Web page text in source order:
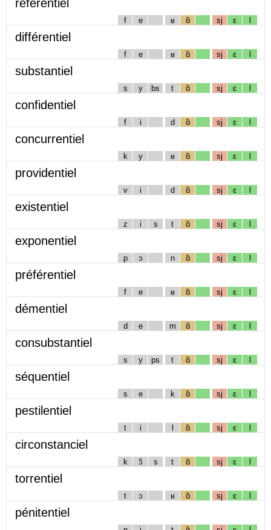
référentiel
f e ʁ ɑ̃ sj ɛ l
différentiel
f e ʁ ɑ̃ sj ɛ l
substantiel
s y bs t ɑ̃ sj ɛ l
confidentiel
f i d ɑ̃ sj ɛ l
concurrentiel
k y ʁ ɑ̃ sj ɛ l
providentiel
v i d ɑ̃ sj ɛ l
existentiel
z i s t ɑ̃ sj ɛ l
exponentiel
p ɔ n ɑ̃ sj ɛ l
préférentiel
f e ʁ ɑ̃ sj ɛ l
démentiel
d e m ɑ̃ sj ɛ l
consubstantiel
s y ps t ɑ̃ sj ɛ l
séquentiel
s e k ɑ̃ sj ɛ l
pestilentiel
t i l ɑ̃ sj ɛ l
circonstanciel
k ɔ̃ s t ɑ̃ sj ɛ l
torrentiel
t ɔ ʁ ɑ̃ sj ɛ l
pénitentiel